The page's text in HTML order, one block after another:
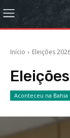
Início Eleições
Aconteceu na Bahia